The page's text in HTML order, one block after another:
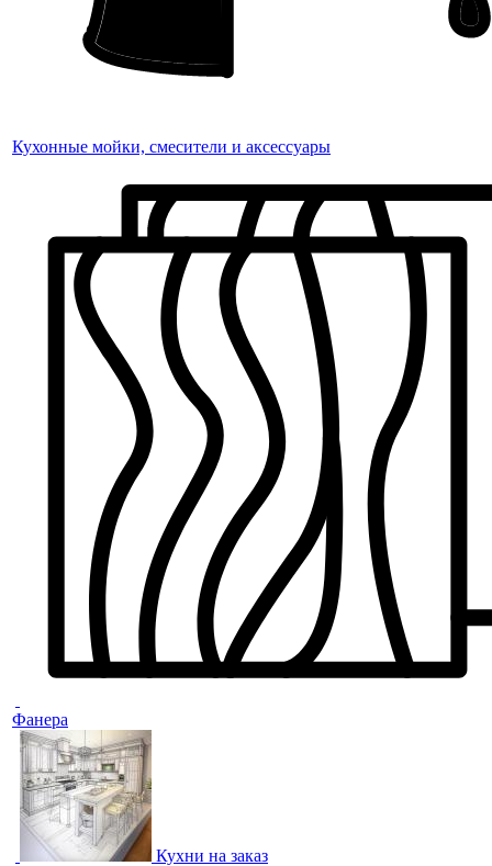
Кухонные мойки, смесители и аксессуары
Фанера
Кухни на заказ